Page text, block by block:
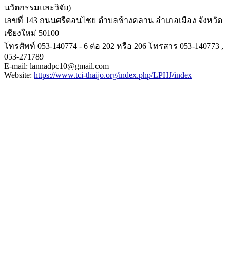
นวัตกรรมและวิจัย)
เลขที่ 143 ถนนศรีดอนไชย ตำบลช้างคลาน อำเภอเมือง จังหวัด
เชียงใหม่ 50100
โทรศัพท์ 053-140774 - 6 ต่อ 202 หรือ 206 โทรสาร 053-140773 ,
053-271789
E-mail: lannadpc10@gmail.com
Website: https://www.tci-thaijo.org/index.php/LPHJ/index